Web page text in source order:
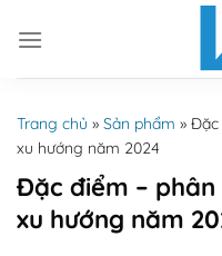
Trang chủ » Sản phẩm » Đặc
xu hướng năm 2024
Đặc điểm –
xu hướng năm